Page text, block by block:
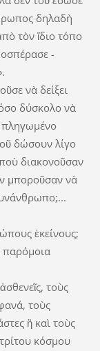
δηλαδὴ
τὸν ἴδιο τόπο
νὰ δείξει
­δύσκολο νὰ
πληγωμένο
δώσουν λίγο
διακονοῦσαν
μποροῦ­σαν νὰ
ἐκείνους;
παρόμοια
τοὺς
τοὺς
ἢ καὶ τοὺς
κόσμου